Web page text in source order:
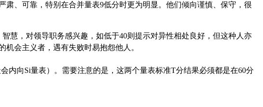
、可靠，特别在合并量表9低分时更为明显。他们倾向谨慎、保守，很
慧，对领导职务感兴趣，如低于40则提示对异性相处良好，但这种人亦
会主义者，遇有失败时易抱怨他人。
内向Si量表）。需要注意的是，这两个量表标准T分结果必须都是在60分